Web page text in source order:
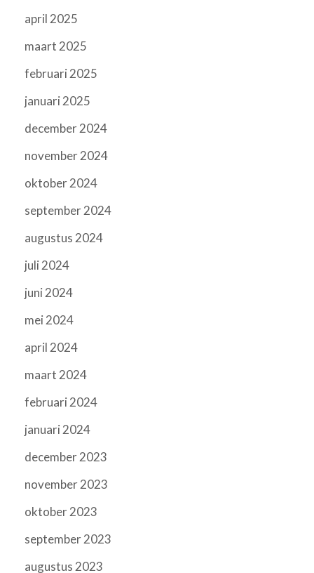
april 2025
maart 2025
februari 2025
januari 2025
december 2024
november 2024
oktober 2024
september 2024
augustus 2024
juli 2024
juni 2024
mei 2024
april 2024
maart 2024
februari 2024
januari 2024
december 2023
november 2023
oktober 2023
september 2023
augustus 2023